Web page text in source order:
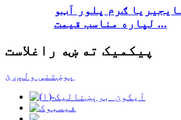
ګرم پلور آټو
لپاره مناسب قیمت ...
پیکمیک ته ښه راغلاست
پوښتنې ولېږئ